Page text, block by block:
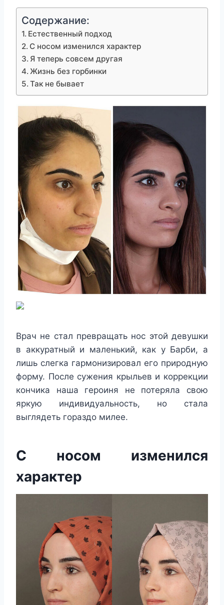
Содержание:
Естественный подход
С носом изменился характер
Я теперь совсем другая
Жизнь без горбинки
Так не бывает
Врач не стал превращать нос этой девушки
в аккуратный и маленький, как у Барби, а
лишь слегка гармонизировал его природную
форму. После сужения крыльев и коррекции
кончика наша героиня не потеряла свою
яркую индивидуальность, но стала
выглядеть гораздо милее.
С носом изменился
характер